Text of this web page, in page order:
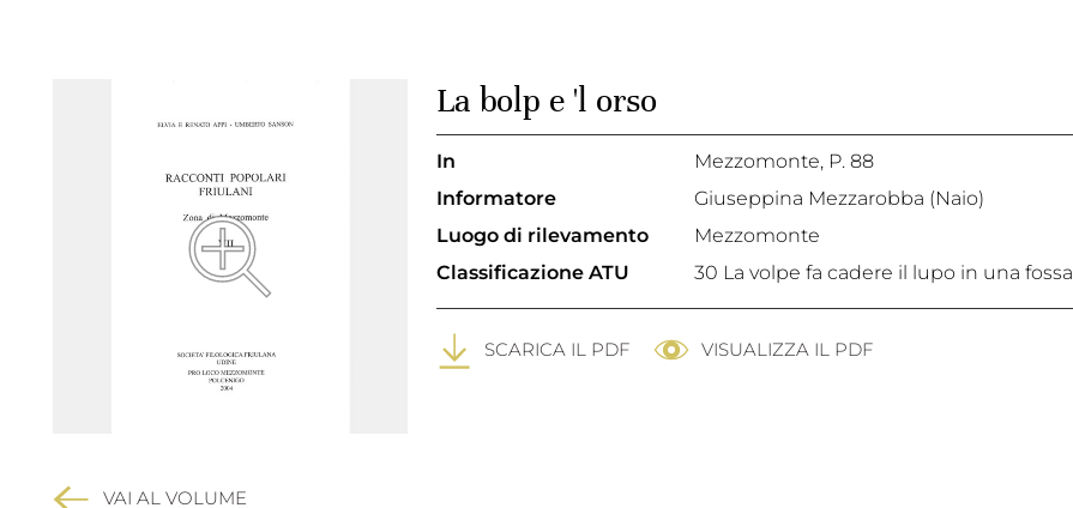
VAI AL VOLUME
La bolp e 'l orso
In Mezzomonte, P. 88
Informatore
Giuseppina Mezzarobba (Naio)
Luogo di rilevamento
Mezzomonte
Classificazione ATU
30 La volpe fa cadere il lupo in una fossa
SCARICA IL PDF VISUALIZZA IL PDF